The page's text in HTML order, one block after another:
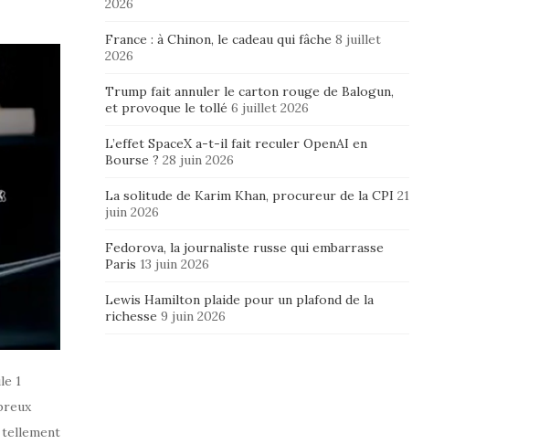
1
tellement
2026
France : à Chinon, le cadeau qui fâche 8 juillet
2026
Trump fait annuler le carton rouge de Balogun,
et provoque le tollé 6 juillet 2026
L’effet SpaceX a-t-il fait reculer OpenAI en
Bourse ? 28 juin 2026
La solitude de Karim Khan, procureur de la CPI 21
juin 2026
Fedorova, la journaliste russe qui embarrasse
Paris 13 juin 2026
Lewis Hamilton plaide pour un plafond de la
richesse 9 juin 2026